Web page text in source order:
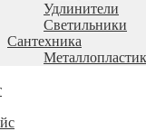
Удлинители
Светильники
Сантехника